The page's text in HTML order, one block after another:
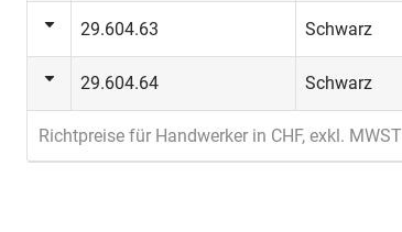
29.604.63 Schwarz
29.604.64 Schwarz
Richtpreise für Handwerker in CHF, exkl. MWST